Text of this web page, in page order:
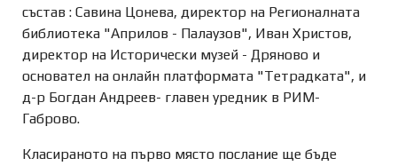
състав : Савина Цонева, директор на Регионалната
библиотека "Априлов - Палаузов", Иван Христов,
директор на Исторически музей - Дряново и
основател на онлайн платформата "Тетрадката", и
д-р Богдан Андреев- главен уредник в РИМ-
Габрово.
Класираното на първо място послание ще бъде